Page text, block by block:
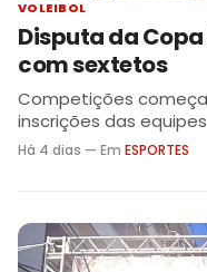
VOLEIBOL
Disputa da
com sextetos
Competições começam no dia 27 de setembro e
inscrições das
Há 4 dias — Em ESPORTES